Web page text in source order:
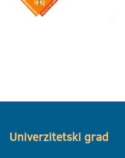
Univerzitetski grad